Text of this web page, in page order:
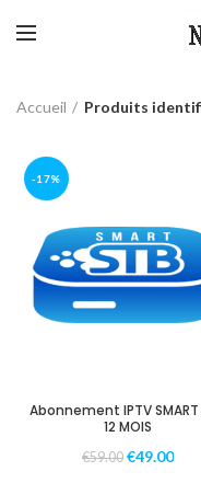
Accueil Produits
-17%
Abonnement IPTV SMART
12 MOIS
€59.00 €49.00